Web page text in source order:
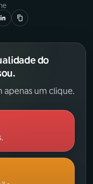
do
apenas um clique.